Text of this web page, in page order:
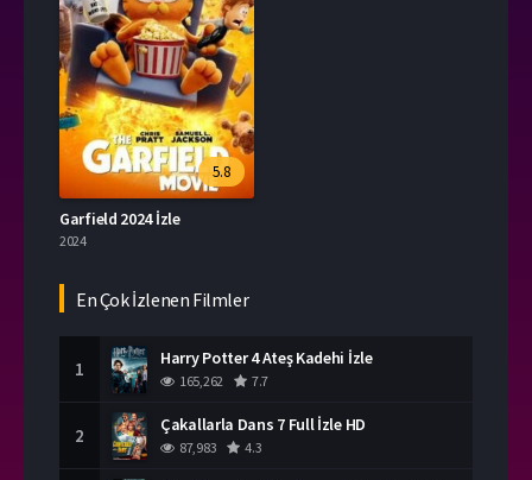
5.8
Garfield 2024 İzle
2024
En Çok İzlenen Filmler
1 Harry Potter 4 Ateş Kadehi İzle
165,262 7.7
2 Çakallarla Dans 7 Full İzle HD
87,983 4.3